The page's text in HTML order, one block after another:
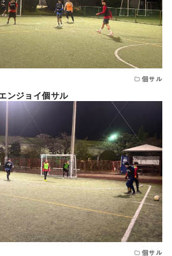
個サル
ンジョイ個サル
個サル